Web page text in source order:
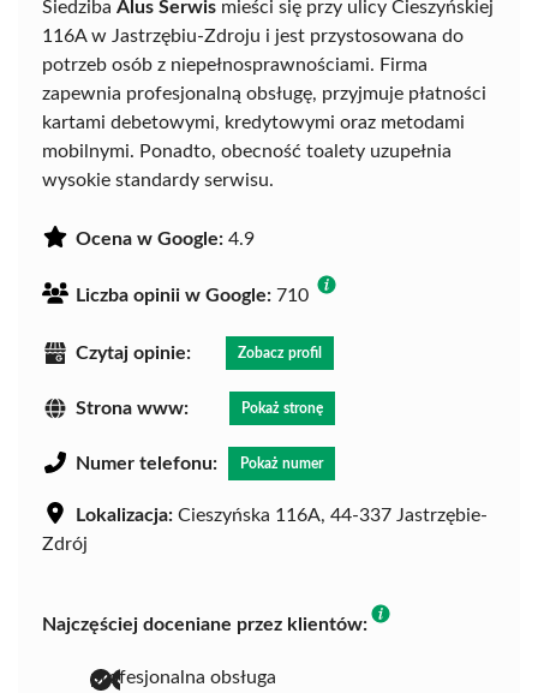
Siedziba Alus Serwis mieści się przy ulicy Cieszyńskiej
116A w Jastrzębiu-Zdroju i jest przystosowana do
potrzeb osób z niepełnosprawnościami. Firma
zapewnia profesjonalną obsługę, przyjmuje płatności
kartami debetowymi, kredytowymi oraz metodami
mobilnymi. Ponadto, obecność toalety uzupełnia
wysokie standardy serwisu.
Ocena w Google: 4.9
Liczba opinii w Google: 710
Czytaj opinie: Zobacz profil
Strona www: Pokaż stronę
Numer telefonu: Pokaż numer
Lokalizacja: Cieszyńska 116A, 44-337 Jastrzębie-
Zdrój
Najczęściej doceniane przez klientów:
profesjonalna obsługa